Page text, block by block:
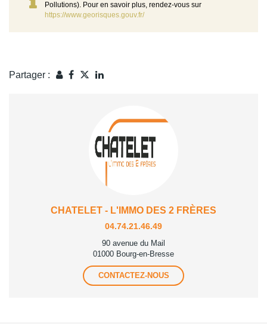
Pollutions). Pour en savoir plus, rendez-vous sur
https://www.georisques.gouv.fr/
Partager :
CHATELET - L'IMMO DES 2 FRÈRES
04.74.21.46.49
90 avenue du Mail
01000 Bourg-en-Bresse
CONTACTEZ-NOUS